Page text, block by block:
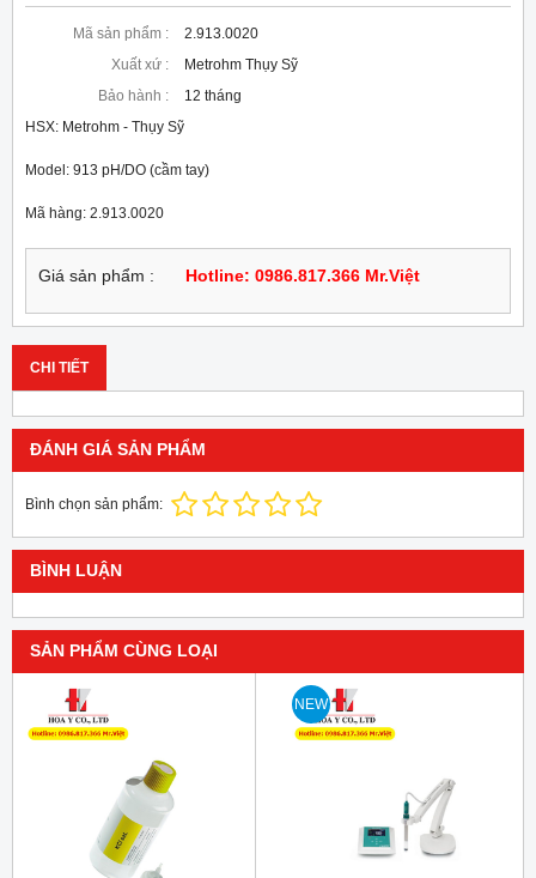
Mã sản phẩm :
2.913.0020
Xuất xứ :
Metrohm Thụy Sỹ
Bảo hành :
12 tháng
HSX: Metrohm - Thụy Sỹ
Model: 913 pH/DO (cầm tay)
Mã hàng: 2.913.0020
Giá sản phẩm : Hotline: 0986.817.366 Mr.Việt
CHI TIẾT
ĐÁNH GIÁ SẢN PHẨM
Bình chọn sản phẩm:
BÌNH LUẬN
SẢN PHẨM CÙNG LOẠI
NEW